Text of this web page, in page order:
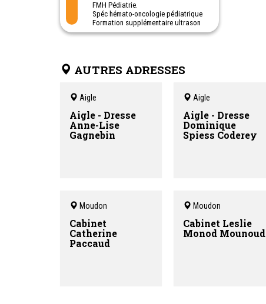
FMH Pédiatrie.
Spéc hémato-oncologie pédiatrique
Formation supplémentaire ultrason
pédiatrique &
Cabinet de pédiatrie générale et
urgences pédiatriques.
Neurofeedback
AUTRES ADRESSES
Aigle
Aigle - Dresse
Anne-Lise
Gagnebin
Aigle
Aigle - Dresse
Dominique
Spiess Coderey
Moudon
Cabinet
Catherine
Paccaud
Moudon
Cabinet Leslie
Monod Mounoud